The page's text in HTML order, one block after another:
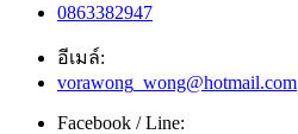
0863382947
อีเมล์:
vorawong_wong@hotmail.com
Facebook / Line: